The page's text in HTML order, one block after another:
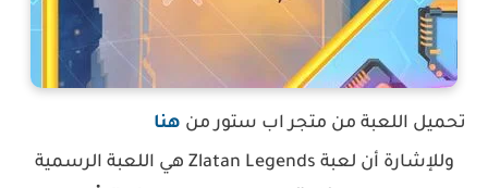
تحميل اللعبة من متجر اب ستور من هنا
وللإشارة أن لعبة Zlatan Legends هي اللعبة الرسمية